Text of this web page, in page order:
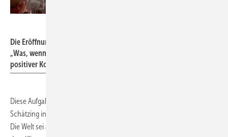
Die Eröffnungs-Keynote von Frank Schätzing unter dem Motto
„Was, wenn wir einfach die Welt retten?“ war ein Lehrstück in
positiver Kommunikation.
Diese Aufgabe durchzuhalten, dazu ermunterte Bestsellerautor Frank
Schätzing in seiner Keynote „Was, wenn wir einfach die Welt retten?“.
Die Welt sei auf der Suche nach neuen Helden, die ihren Sorgen vor